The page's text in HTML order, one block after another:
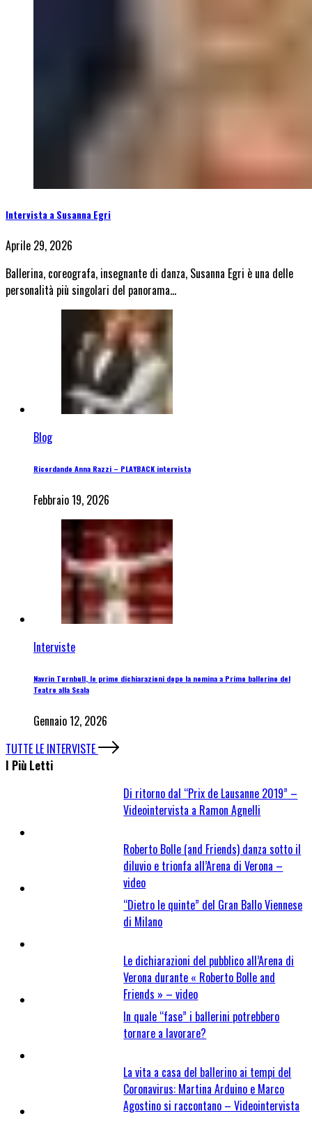
Intervista a Susanna Egri
Aprile 29, 2026
Ballerina, coreografa, insegnante di danza, Susanna Egri è una delle
personalità più singolari del panorama…
Blog
Ricordando Anna Razzi – PLAYBACK intervista
Febbraio 19, 2026
Interviste
Navrin Turnbull, le prime dichiarazioni dopo la nomina a Primo ballerino del
Teatro alla Scala
Gennaio 12, 2026
TUTTE LE INTERVISTE
I Più Letti
Di ritorno dal “Prix de Lausanne 2019” –
Videointervista a Ramon Agnelli
Roberto Bolle (and Friends) danza sotto il
diluvio e trionfa all’Arena di Verona –
video
“Dietro le quinte” del Gran Ballo Viennese
di Milano
Le dichiarazioni del pubblico all’Arena di
Verona durante « Roberto Bolle and
Friends » – video
In quale “fase” i ballerini potrebbero
tornare a lavorare?
La vita a casa del ballerino ai tempi del
Coronavirus: Martina Arduino e Marco
Agostino si raccontano – Videointervista